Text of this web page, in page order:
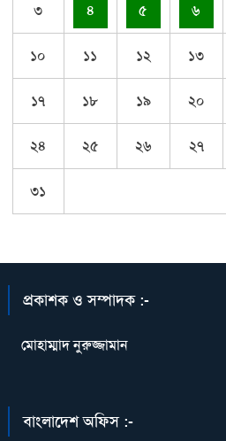
৩ ৪ ৫ ৬
১০ ১১ ১২ ১৩
১৭ ১৮ ১৯ ২০
২৪ ২৫ ২৬ ২৭
৩১
প্রকাশক ও সম্পাদক :-
মোহাম্মাদ নুরুজ্জামান
বাংলাদেশ অফিস :-